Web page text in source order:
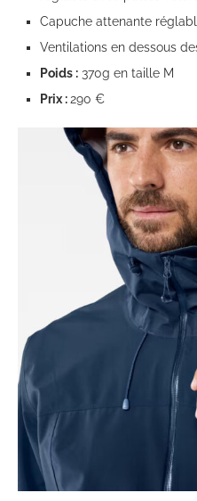
Capuche attenante
Ventilations en dessous
Poids : 370g en taille M
Prix :290 €